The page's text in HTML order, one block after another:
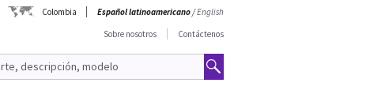
Colombia Español latinoamericano/English
Sobre nosotros
Contáctenos